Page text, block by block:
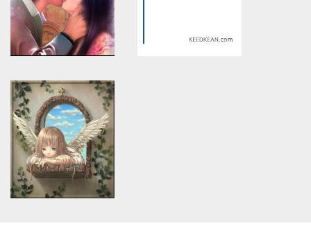
/home/keedkean/domains/keedkean.com/public_html/include/article/
on line534
นาฬิกาย้อนเวลา
Warning: Use of undefined
constant article_topic -
assumed 'article_topic' (this
will throw an Error in a future
version of PHP) in
/home/keedkean/domains/keedkean.com/public_html/include/article/
on line534
Miss